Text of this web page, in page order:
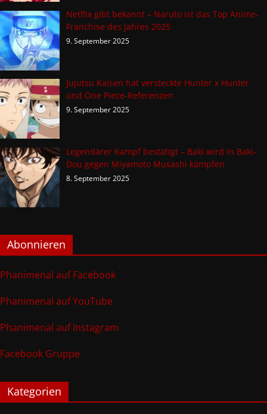
Netflix gibt bekannt – Naruto ist das Top Anime-
Franchise des Jahres 2025
9. September 2025
Jujutsu Kaisen hat versteckte Hunter x Hunter
und One Piece-Referenzen
9. September 2025
Legendärer Kampf bestätigt – Baki wird in Baki-
Dou gegen Miyamoto Musashi kämpfen
8. September 2025
Abonnieren
Phanimenal auf Facebook
Phanimenal auf YouTube
Phanimenal auf Instagram
Facebook Gruppe
Kategorien